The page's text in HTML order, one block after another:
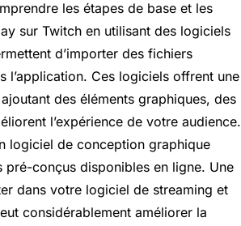
les étapes de base et les
sur Twitch en utilisant des logiciels
d’importer des fichiers
l’application. Ces logiciels offrent une
des éléments graphiques, des
l’expérience de votre audience.
logiciel de conception graphique
conçus disponibles en ligne. Une
dans votre logiciel de streaming et
considérablement améliorer la